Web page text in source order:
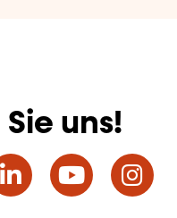
Sie uns!
LinkedIn